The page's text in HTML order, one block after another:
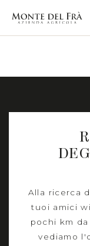
Alla ricerca
tuoi amici
pochi km
vediamo